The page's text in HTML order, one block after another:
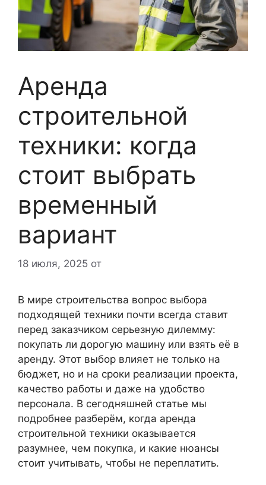
Аренда
строительной
техники: когда
стоит выбрать
временный
вариант
18 июля, 2025 от
В мире строительства вопрос выбора
подходящей техники почти всегда ставит
перед заказчиком серьезную дилемму:
покупать ли дорогую машину или взять её в
аренду. Этот выбор влияет не только на
бюджет, но и на сроки реализации проекта,
качество работы и даже на удобство
персонала. В сегодняшней статье мы
подробнее разберём, когда аренда
строительной техники оказывается
разумнее, чем покупка, и какие нюансы
стоит учитывать, чтобы не переплатить.